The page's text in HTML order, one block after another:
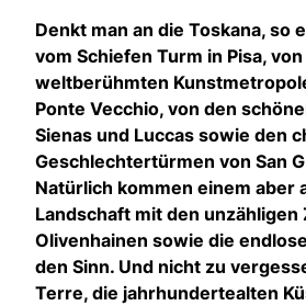
Denkt man an die Toskana, so
vom Schiefen Turm in Pisa,
weltberühmten
Ponte Vecchio, von den
Sienas und Luccas sowie den
Geschlechtertürmen von San
Natürlich kommen einem aber
Landschaft mit den
Olivenhainen sowie die
den Sinn. Und nicht zu
Terre, die jahrhundertealten